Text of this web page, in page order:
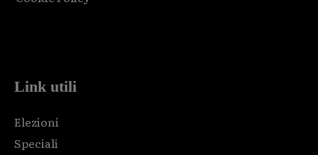
Link utili
Elezioni
Speciali